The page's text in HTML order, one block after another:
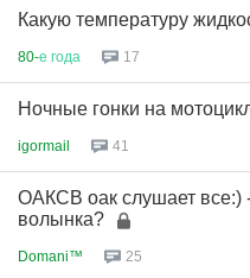
Какую температуру
80-е года 17
Ночные гонки на
igormail 41
ОАКСВ оак слушает все:)
волынка?
Domani™ 25